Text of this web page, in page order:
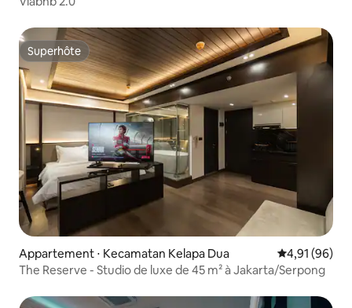
Superhôte
Superhôte
Appartement ⋅ Kecamatan Kelapa Dua Évaluation
4,91 (96)
The Reserve - Studio de luxe de 45 m² à Jakarta/Serpong